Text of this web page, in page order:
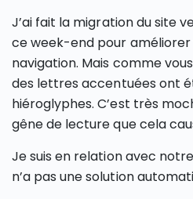
J’ai fait la migration du site
ce week-end pour
navigation. Mais comme
des lettres accentuées ont
hiéroglyphes. C’est très
gêne de lecture que cela
Je suis en relation avec
n’a pas une solution